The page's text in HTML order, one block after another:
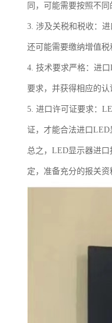
同，可能需要按照不同
3. 涉及关税和税收：
还可能需要缴纳增值税
4. 技术要求严格：进
要求，并获得相应的认
5. 进口许可证要求：
证，才能合法进口LED
总之，LED显示器进
定，准备充分的报关资